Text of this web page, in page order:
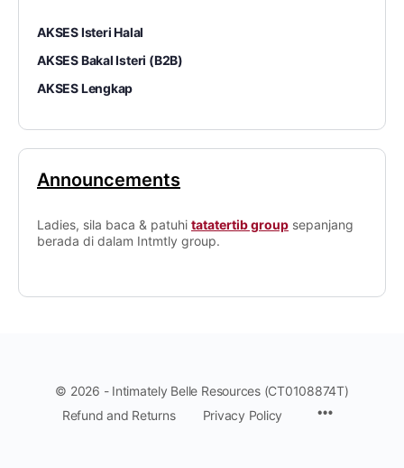
AKSES Isteri Halal
AKSES Bakal Isteri (B2B)
AKSES Lengkap
Announcements
Ladies, sila baca & patuhi tatatertib group sepanjang
berada di dalam Intmtly group.
© 2026 - Intimately Belle Resources (CT0108874T)
Refund and Returns
Privacy Policy